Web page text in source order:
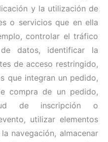
y la utilización de
o servicios que en ella
controlar el tráfico
datos, identificar la
de acceso restringido,
que integran un pedido,
compra de un pedido,
de inscripción o
utilizar elementos
navegación, almacenar